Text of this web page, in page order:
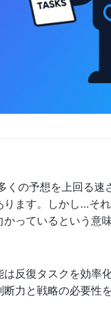
くの予想を上回る速
ります。しかし…そ
かっているという意
は反復タスクを効率
断力と戦略の必要性